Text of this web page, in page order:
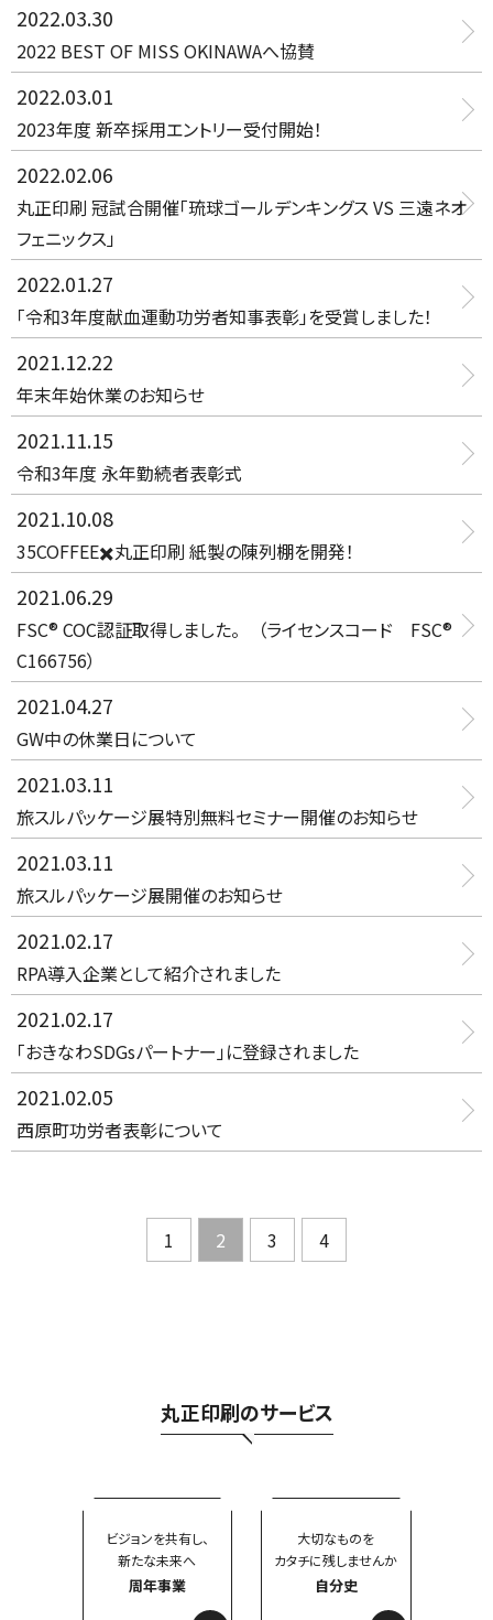
2022.03.30
2022 BEST OF MISS OKINAWAへ協賛
2022.03.01
2023年度 新卒採用エントリー受付開始！
2022.02.06
丸正印刷 冠試合開催「琉球ゴールデンキングス VS 三遠ネオ
フェニックス」
2022.01.27
「令和3年度献血運動功労者知事表彰」を受賞しました！
2021.12.22
年末年始休業のお知らせ
2021.11.15
令和3年度 永年勤続者表彰式
2021.10.08
35COFFEE✖️丸正印刷 紙製の陳列棚を開発！
2021.06.29
FSC® COC認証取得しました。 （ライセンスコード FSC®
C166756）
2021.04.27
GW中の休業日について
2021.03.11
旅スルパッケージ展特別無料セミナー開催のお知らせ
2021.03.11
旅スルパッケージ展開催のお知らせ
2021.02.17
RPA導入企業として紹介されました
2021.02.17
「おきなわSDGsパートナー」に登録されました
2021.02.05
西原町功労者表彰について
1 2 3 4
丸正印刷のサービス
ビジョンを共有し、
新たな未来へ
周年事業
大切なものを
カタチに残しませんか
自分史